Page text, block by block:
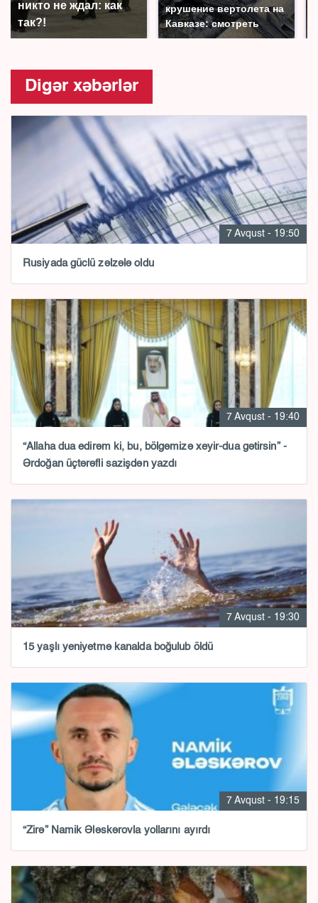
никто не ждал: как
так?!
крушение вертолета на
Кавказе: смотреть
Digər xəbərlər
7 Avqust - 19:50
Rusiyada güclü zəlzələ oldu
7 Avqust - 19:40
“Allaha dua edirəm ki, bu, bölgəmizə xeyir-dua gətirsin” -
Ərdoğan üçtərəfli sazişdən yazdı
7 Avqust - 19:30
15 yaşlı yeniyetmə kanalda boğulub öldü
7 Avqust - 19:15
“Zirə” Namik Ələskərovla yollarını ayırdı